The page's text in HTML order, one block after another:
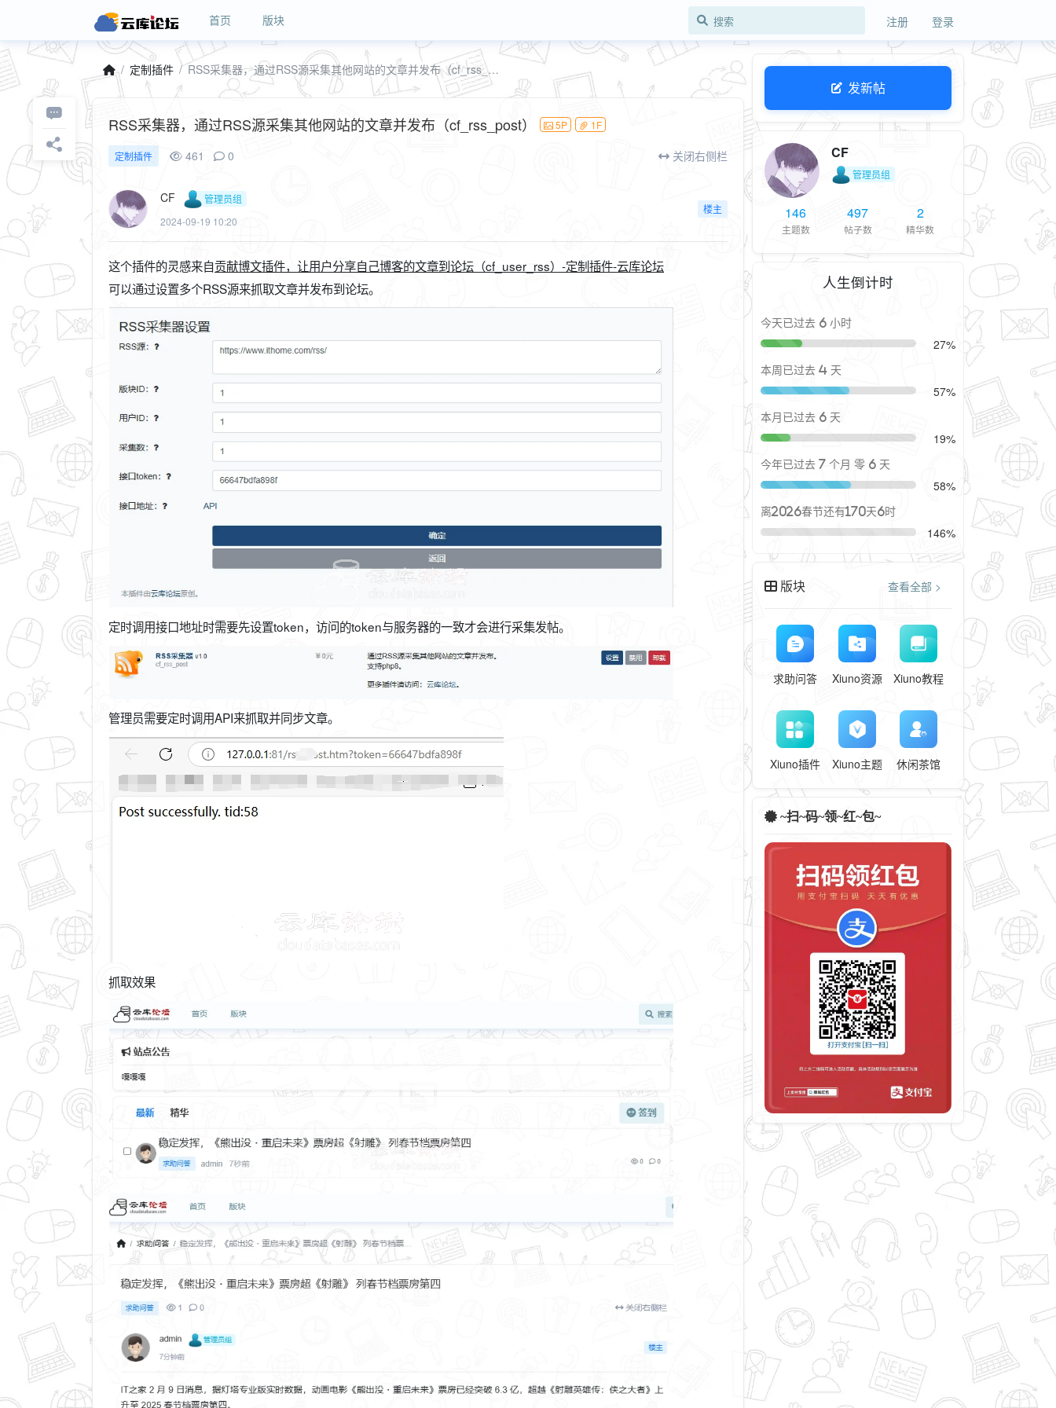
首页 版块 注册 登录
定制插件 RSS采集器，通过RSS源采集其他网站的文章并发布（cf_rss_post）
RSS采集器，通过RSS源采集其他网站的文章并发布（cf_rss_post） 5P 1F
定制插件 461 0 关闭右侧栏
CF
管理员组
2024-09-19 10:20
楼主
这个插件的灵感来自贡献博文插件，让用户分享自己博客的文章到论坛（cf_user_rss）-定制插件-云库论坛
可以通过设置多个RSS源来抓取文章并发布到论坛。
定时调用接口地址时需要先设置token，访问的token与服务器的一致才会进行采集发帖。
管理员需要定时调用API来抓取并同步文章。
抓取效果
发新帖
CF
管理员组
146
主题数
497
帖子数
2
精华数
人生倒计时
今天已过去 6 小时
27%
本周已过去 4 天
57%
本月已过去 6 天
19%
今年已过去 7 个月 零 6 天
58%
离2026春节还有170天6时
146%
版块 查看全部 >
求助问答 Xiuno资源 Xiuno教程
Xiuno插件 Xiuno主题 休闲茶馆
~扫~码~领~红~包~